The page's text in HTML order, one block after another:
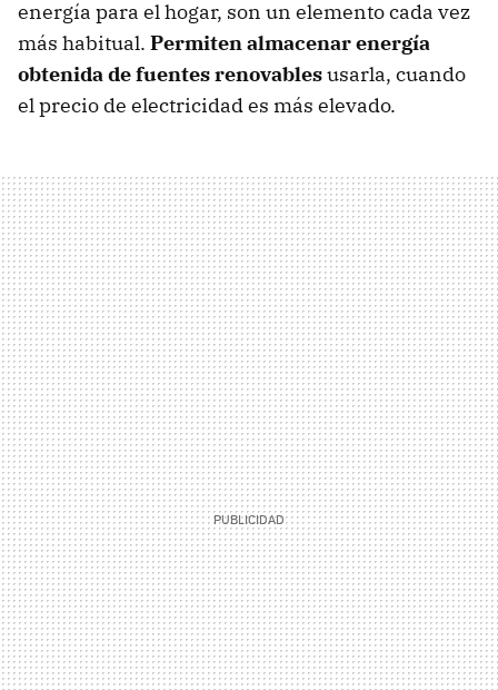
energía para el hogar, son un elemento cada vez
más habitual. Permiten almacenar energía
obtenida de fuentes renovablesusarla, cuando
el precio de electricidad es más elevado.